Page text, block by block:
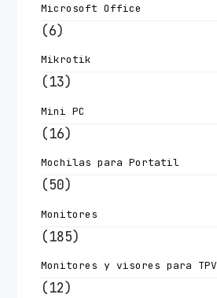
Microsoft Office
(6)
Mikrotik
(13)
Mini PC
(16)
Mochilas para Portatil
(50)
Monitores
(185)
Monitores y visores para TPV
(12)